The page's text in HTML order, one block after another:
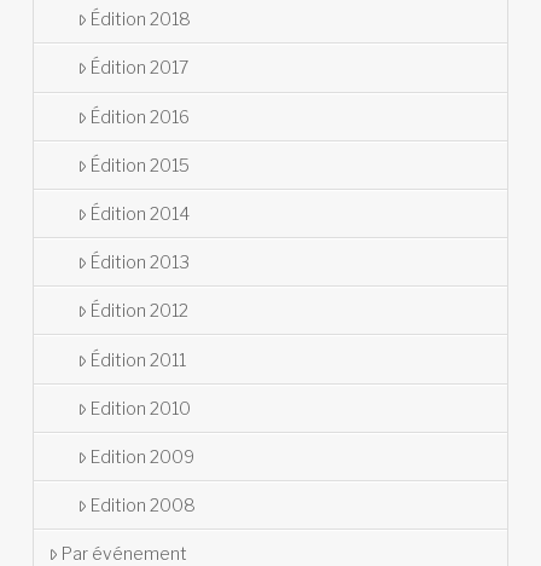
Édition 2018
Édition 2017
Édition 2016
Édition 2015
Édition 2014
Édition 2013
Édition 2012
Édition 2011
Edition 2010
Edition 2009
Edition 2008
Par événement